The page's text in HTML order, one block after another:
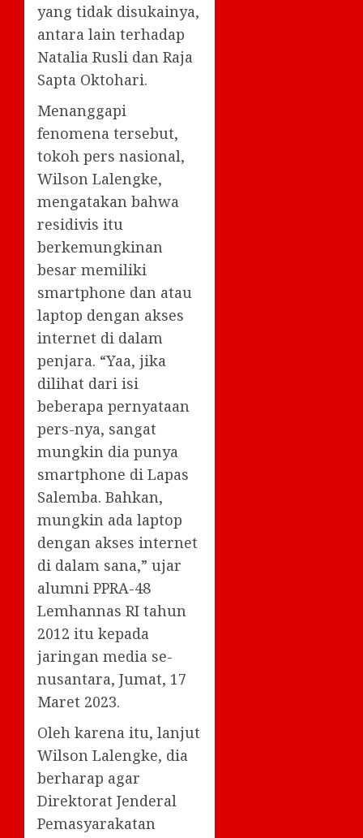
yang tidak disukainya,
antara lain terhadap
Natalia Rusli dan Raja
Sapta Oktohari.
Menanggapi
fenomena tersebut,
tokoh pers nasional,
Wilson Lalengke,
mengatakan bahwa
residivis itu
berkemungkinan
besar memiliki
smartphone dan atau
laptop dengan akses
internet di dalam
penjara. “Yaa, jika
dilihat dari isi
beberapa pernyataan
pers-nya, sangat
mungkin dia punya
smartphone di Lapas
Salemba. Bahkan,
mungkin ada laptop
dengan akses internet
di dalam sana,” ujar
alumni PPRA-48
Lemhannas RI tahun
2012 itu kepada
jaringan media se-
nusantara, Jumat, 17
Maret 2023.
Oleh karena itu, lanjut
Wilson Lalengke, dia
berharap agar
Direktorat Jenderal
Pemasyarakatan